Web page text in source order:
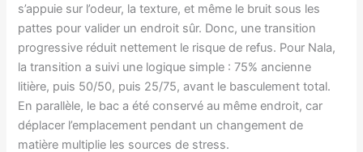
s’appuie sur l’odeur, la texture, et même le bruit sous les
pattes pour valider un endroit sûr. Donc, une transition
progressive réduit nettement le risque de refus. Pour Nala,
la transition a suivi une logique simple : 75% ancienne
litière, puis 50/50, puis 25/75, avant le basculement total.
En parallèle, le bac a été conservé au même endroit, car
déplacer l’emplacement pendant un changement de
matière multiplie les sources de stress.